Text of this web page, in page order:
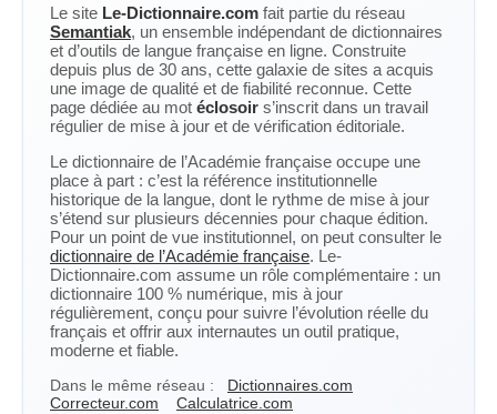
Le site Le-Dictionnaire.com fait partie du réseau
Semantiak, un ensemble indépendant de dictionnaires
et d’outils de langue française en ligne. Construite
depuis plus de 30 ans, cette galaxie de sites a acquis
une image de qualité et de fiabilité reconnue. Cette
page dédiée au mot éclosoir s’inscrit dans un travail
régulier de mise à jour et de vérification éditoriale.
Le dictionnaire de l’Académie française occupe une
place à part : c’est la référence institutionnelle
historique de la langue, dont le rythme de mise à jour
s’étend sur plusieurs décennies pour chaque édition.
Pour un point de vue institutionnel, on peut consulter le
dictionnaire de l’Académie française. Le-
Dictionnaire.com assume un rôle complémentaire : un
dictionnaire 100 % numérique, mis à jour
régulièrement, conçu pour suivre l’évolution réelle du
français et offrir aux internautes un outil pratique,
moderne et fiable.
Dans le même réseau :
Dictionnaires.com
Correcteur.com
Calculatrice.com